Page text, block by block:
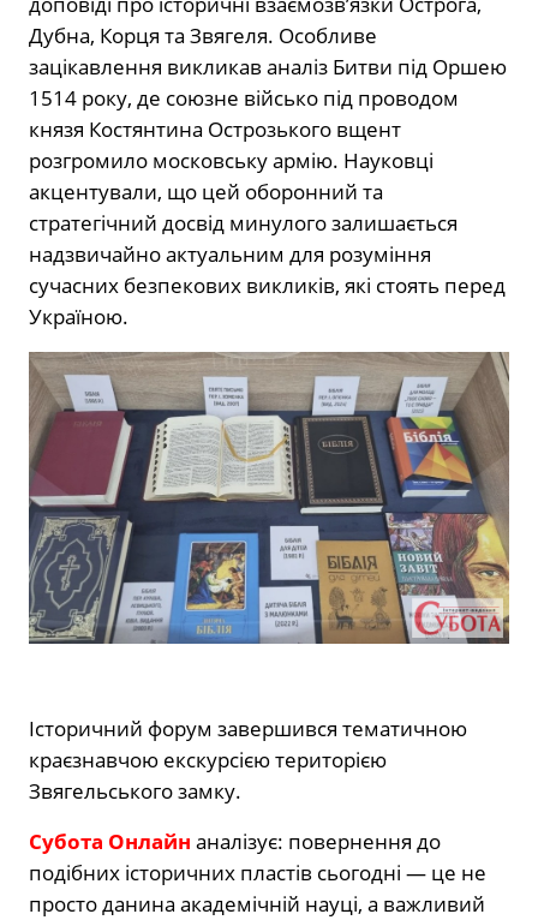
Дубна, Корця та Звягеля. Особливе
зацікавлення викликав аналіз Битви під Оршею
1514 року, де союзне військо під проводом
князя Костянтина Острозького вщент
розгромило московську армію. Науковці
акцентували, що цей оборонний та
стратегічний досвід минулого залишається
надзвичайно актуальним для розуміння
сучасних безпекових викликів, які стоять перед
Україною.
Історичний форум завершився тематичною
краєзнавчою екскурсією територією
Звягельського замку.
Субота Онлайн аналізує: повернення до
подібних історичних пластів сьогодні — це не
просто данина академічній науці, а важливий